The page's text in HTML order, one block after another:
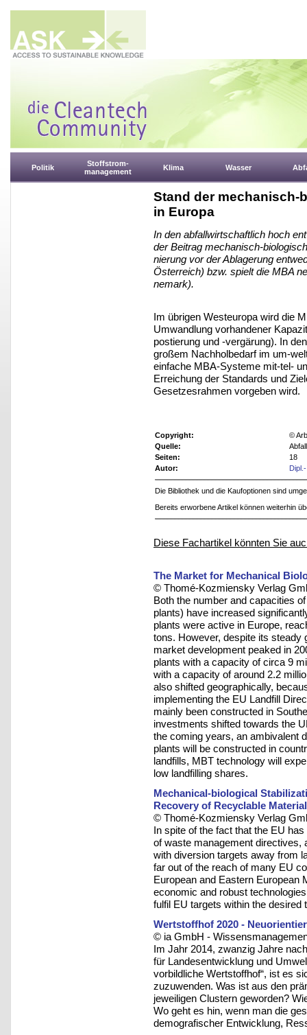
Politik
Stoffstrom-
management
Klima Wasser
Stand der
in Europa
In den abfallwirtschaftlich hoch
der Beitrag mechanisch-
nierung vor der Ablagerung
Österreich) bzw. spielt die MBA
nemark).
Im übrigen Westeuropa wird die
Umwandlung vorhandener
postierung und -vergärung). In
großem Nachholbedarf im um-
einfache MBA-Systeme mit-tel-
Erreichung der Standards und
Gesetzesrahmen vorgeben wird.
Copyright:
©
Quelle:
Seiten:
18
Autor:
Die Bibliothek und die Kaufoptionen sind
Bereits erworbene Artikel können weiterhin
Diese Fachartikel könnten Sie
The Market for Mechanical
© Thomé-Kozmiensky Verlag
Both the number and capacities
plants) have increased
plants were active in Europe,
tons. However, despite its steady
market development peaked in
plants with a capacity of circa 9
with a capacity of around 2.2
also shifted geographically,
implementing the EU Landfill
mainly been constructed in
investments shifted towards the
the coming years, an ambivalent
plants will be constructed in
landfills, MBT technology will
low landfilling shares.
Mechanical-biological
Recovery of Recyclable
© Thomé-Kozmiensky Verlag
In spite of the fact that the EU
of waste management directives,
with diversion targets away from
far out of the reach of many EU
European and Eastern European
economic and robust
fulfil EU targets within the desired
Wertstoffhof 2020 -
© ia GmbH -
Im Jahr 2014, zwanzig Jahre
für Landesentwicklung und
vorbildliche Wertstoffhof“, ist es
zuzuwenden. Was ist aus den
jeweiligen Clustern geworden?
Wo geht es hin, wenn man die
demografischer Entwicklung,